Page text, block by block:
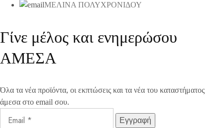
ΜΕΛΙΝΑ ΠΟΛΥΧΡΟΝΙΔΟΥ
Γίνε μέλος και ενημερώσου
ΑΜΕΣΑ
Όλα τα νέα προϊόντα, οι εκπτώσεις και τα νέα του καταστήματος
άμεσα στο email σου.